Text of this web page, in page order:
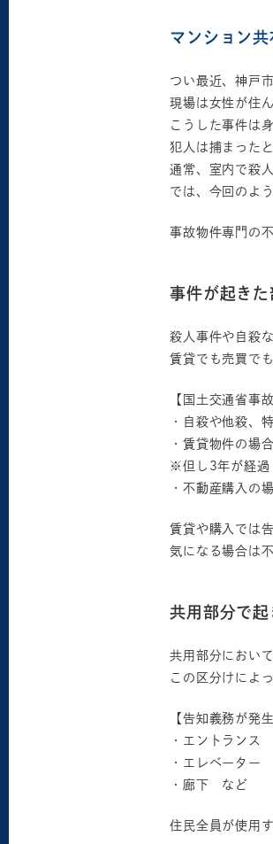
マンション
つい最近、神戸
現場は女性が住
こうした事件は
犯人は捕まった
通常、室内で殺
では、今回のよ
事故物件専門の
事件が起きた
殺人事件や自殺
賃貸でも売買で
【国土交通省事
・自殺や他殺、
・賃貸物件の場
※但し3年が経過
・不動産購入の
賃貸や購入では
気になる場合は
共用部分で
共用部分におい
この区分けによ
【告知義務が発
・エントランス
・エレベーター
・廊下 など
住民全員が使用